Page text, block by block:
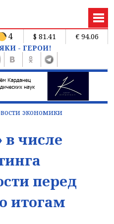
4 $ 81.41
€ 94.06
- ГЕРОИ!
экономики
в числе
перед
итогам